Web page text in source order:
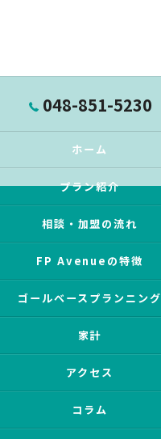
048-851-5230
ホーム
プラン紹介
相談・加盟の流れ
FP Avenueの特徴
ゴールベースプランニング
家計
アクセス
コラム